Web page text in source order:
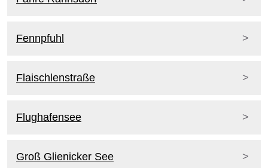
Fennpfuhl
Flaischlenstraße
Flughafensee
Groß Glienicker See